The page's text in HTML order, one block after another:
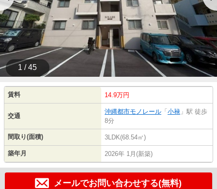
1 / 45
賃料 14.9万円
交通
沖縄都市モノレール 「 小禄 」駅 徒歩
8分
間取り(面積) 3LDK(68.54㎡)
築年月 2026年 1月(新築)
メールでお問い合わせする(無料)